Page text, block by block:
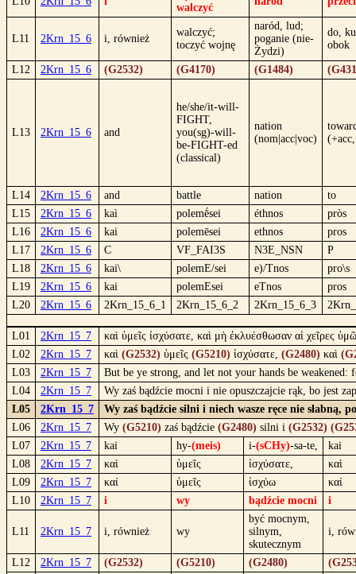
walczyć
L11 2Krn_15_6 i, również
walczyć;
toczyć wojnę
naród, lud;
poganie (nie-
Żydzi)
do,
obok
L12 2Krn_15_6 (G2532) (G4170) (G1484)
L13 2Krn_15_6 and
he/she/it-will-
FIGHT,
you(sg)-will-
be-FIGHT-ed
(classical)
nation
(nom|acc|voc)
L14 2Krn_15_6 and battle nation
to
L15
2Krn_15_6 kaì polemḗsei éthnos
pròs
L16
2Krn_15_6 kai polemēsei ethnos
pros
L17
2Krn_15_6 C VF_FAI3S N3E_NSN
P
L18
2Krn_15_6 kai\ polemE/sei e)/Tnos
pro\s
L19
2Krn_15_6 kai polemEsei eTnos
pros
L20
2Krn_15_6 2Krn_15_6_1 2Krn_15_6_2 2Krn_15_6_3
L01 2Krn_15_7
καὶ ὑμεῖς ἰσχύσατε, καὶ μὴ ἐκλυέσθωσαν αἱ χεῖρες
L02
2Krn_15_7 καὶ (G2532) ὑμεῖς (G5210) ἰσχύσατε, (G2480) καὶ
L03
2Krn_15_7
But be ye strong, and let not your hands be
L04
2Krn_15_7
Wy zaś bądźcie mocni i nie opuszczajcie rąk, bo jest
L05
2Krn_15_7
Wy zaś bądźcie silni i niech wasze ręce nie słabną,
L06
2Krn_15_7 Wy (G5210) zaś bądźcie (G2480) silni i (G2532)
L07
2Krn_15_7 kai hy-(meis) i-(sCHy)-sa-te,
kai
L08
2Krn_15_7 καὶ ὑμεῖς ἰσχύσατε,
καὶ
L09
2Krn_15_7 καί ὑμεῖς ἰσχύω
καί
L10
2Krn_15_7 i wy bądźcie mocni i
L11 2Krn_15_7 i, również wy
być mocnym,
silnym,
skutecznym
i,
L12 2Krn_15_7 (G2532) (G5210) (G2480)